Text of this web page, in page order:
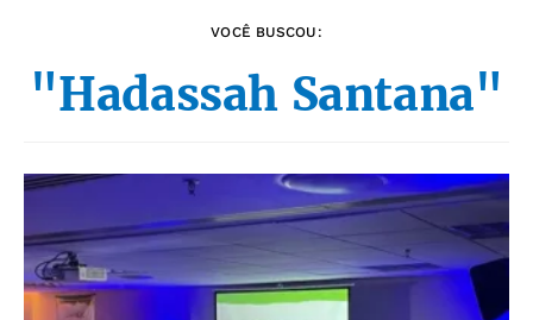
VOCÊ BUSCOU:
"Hadassah Santana"